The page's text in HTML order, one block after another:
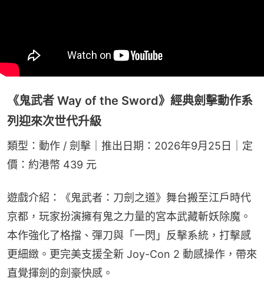
《鬼武者 Way of the Sword》經典劍擊動作系
列迎來次世代升級
類型：動作 / 劍擊｜推出日期：2026年9月25日｜定
價：約港幣 439 元
遊戲介紹：《鬼武者：刀劍之道》舞台搬至江戶時代
京都，玩家扮演擁有鬼之力量的宮本武藏斬妖除魔。
本作強化了格擋、彈刀與「一閃」反擊系統，打擊感
更細緻。更完美支援全新 Joy-Con 2 動感操作，帶來
直覺揮劍的劍豪快感。